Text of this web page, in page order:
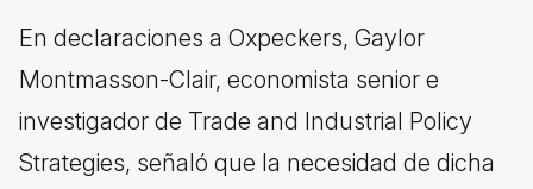
En declaraciones a Oxpeckers, Gaylor
Montmasson-Clair, economista senior e
investigador de Trade and Industrial Policy
Strategies, señaló que la necesidad de dicha